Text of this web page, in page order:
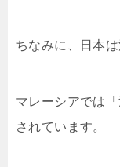
ちなみに、日本
マレーシアでは
されています。